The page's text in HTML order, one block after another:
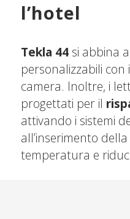
l’hotel
Tekla 44si abbina
personalizzabili
camera. Inoltre, i
progettati per il
attivando i sistemi
all’inserimento
temperatura e